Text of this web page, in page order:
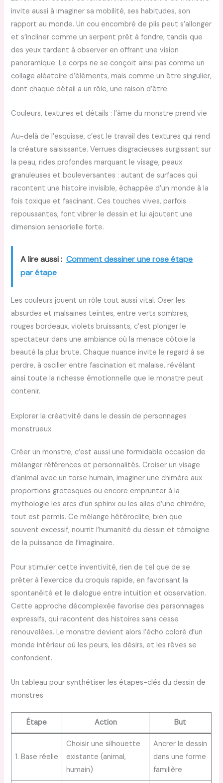
invite aussi à imaginer sa mobilité, ses habitudes, son
rapport au monde. Un cou encombré de plis peut s’allonger
et s’incliner comme un serpent prêt à fondre, tandis que
des yeux tardent à observer en offrant une vision
panoramique. Le corps ne se conçoit ainsi pas comme un
collage aléatoire d’éléments, mais comme un être singulier,
dont chaque détail a un rôle, une raison d’être.
Couleurs, textures et détails : l’âme du monstre prend vie
Au-delà de l’esquisse, c’est le travail des textures qui rend
la créature saisissante. Verrues disgracieuses surgissant sur
la peau, rides profondes marquant le visage, peaux
granuleuses et bouleversantes : autant de surfaces qui
racontent une histoire invisible, échappée d’un monde à la
fois toxique et fascinant. Ces touches vives, parfois
repoussantes, font vibrer le dessin et lui ajoutent une
dimension sensorielle forte.
A lire aussi : Comment dessiner une rose étape
par étape
Les couleurs jouent un rôle tout aussi vital. Oser les
absurdes et malsaines teintes, entre verts sombres,
rouges bordeaux, violets bruissants, c’est plonger le
spectateur dans une ambiance où la menace côtoie la
beauté la plus brute. Chaque nuance invite le regard à se
perdre, à osciller entre fascination et malaise, révélant
ainsi toute la richesse émotionnelle que le monstre peut
contenir.
Explorer la créativité dans le dessin de personnages
monstrueux
Créer un monstre, c’est aussi une formidable occasion de
mélanger références et personnalités. Croiser un visage
d’animal avec un torse humain, imaginer une chimère aux
proportions grotesques ou encore emprunter à la
mythologie les arcs d’un sphinx ou les ailes d’une chimère,
tout est permis. Ce mélange hétéroclite, bien que
souvent excessif, nourrit l’humanité du dessin et témoigne
de la puissance de l’imaginaire.
Pour stimuler cette inventivité, rien de tel que de se
prêter à l’exercice du croquis rapide, en favorisant la
spontanéité et le dialogue entre intuition et observation.
Cette approche décomplexée favorise des personnages
expressifs, qui racontent des histoires sans cesse
renouvelées. Le monstre devient alors l’écho coloré d’un
monde intérieur où les peurs, les désirs, et les rêves se
confondent.
Un tableau pour synthétiser les étapes-clés du dessin de
monstres
Étape Action But
1. Base réelle
Choisir une silhouette
existante (animal,
humain)
Ancrer le dessin
dans une forme
familière